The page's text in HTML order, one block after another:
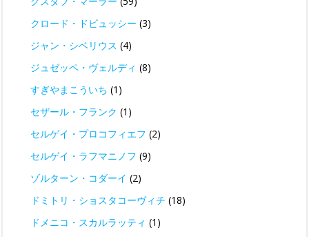
クロード・ドビュッシー (3)
ジャン・シベリウス (4)
ジュゼッペ・ヴェルディ (8)
すぎやまこういち (1)
セザール・フランク (1)
セルゲイ・プロコフィエフ (2)
セルゲイ・ラフマニノフ (9)
ゾルターン・コダーイ (2)
ドミトリ・ショスタコーヴィチ (18)
ドメニコ・スカルラッティ (1)